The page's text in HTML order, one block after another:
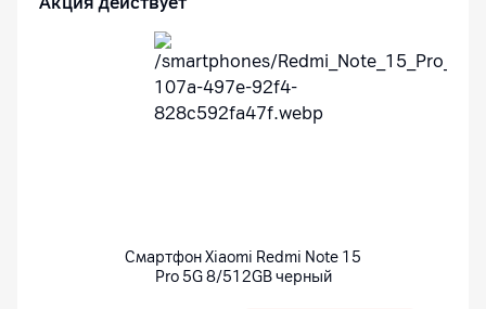
СмартфонXiaomi Redmi Note 15
Pro 5G 8/512GB черный